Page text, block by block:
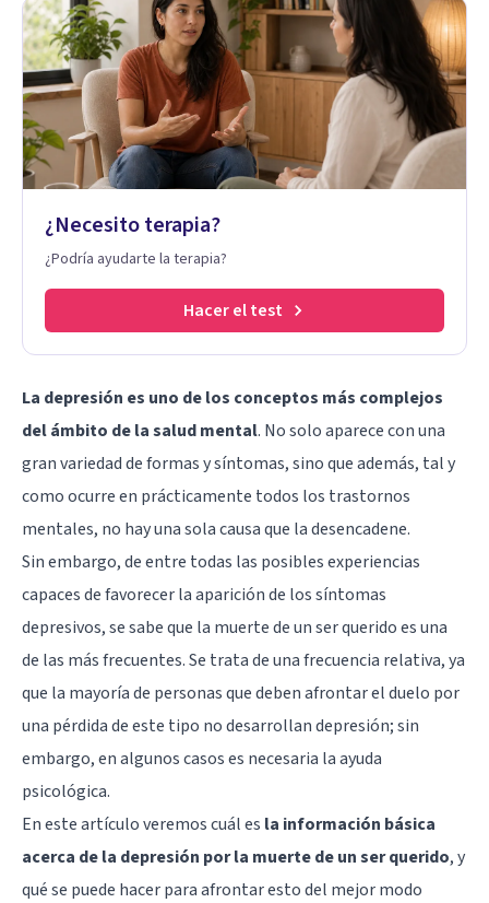
¿Necesito terapia?
¿Podría ayudarte la terapia?
Hacer el test
La depresión es uno de los conceptos más complejos
del ámbito de la salud mental. No solo aparece con una
gran variedad de formas y síntomas, sino que además, tal y
como ocurre en prácticamente todos los trastornos
mentales, no hay una sola causa que la desencadene.
Sin embargo, de entre todas las posibles experiencias
capaces de favorecer la aparición de los síntomas
depresivos, se sabe que la muerte de un ser querido es una
de las más frecuentes. Se trata de una frecuencia relativa, ya
que la mayoría de personas que deben afrontar el duelo por
una pérdida de este tipo no desarrollan depresión; sin
embargo, en algunos casos es necesaria la ayuda
psicológica.
En este artículo veremos cuál es la información básica
acerca de la depresión por la muerte de un ser querido, y
qué se puede hacer para afrontar esto del mejor modo